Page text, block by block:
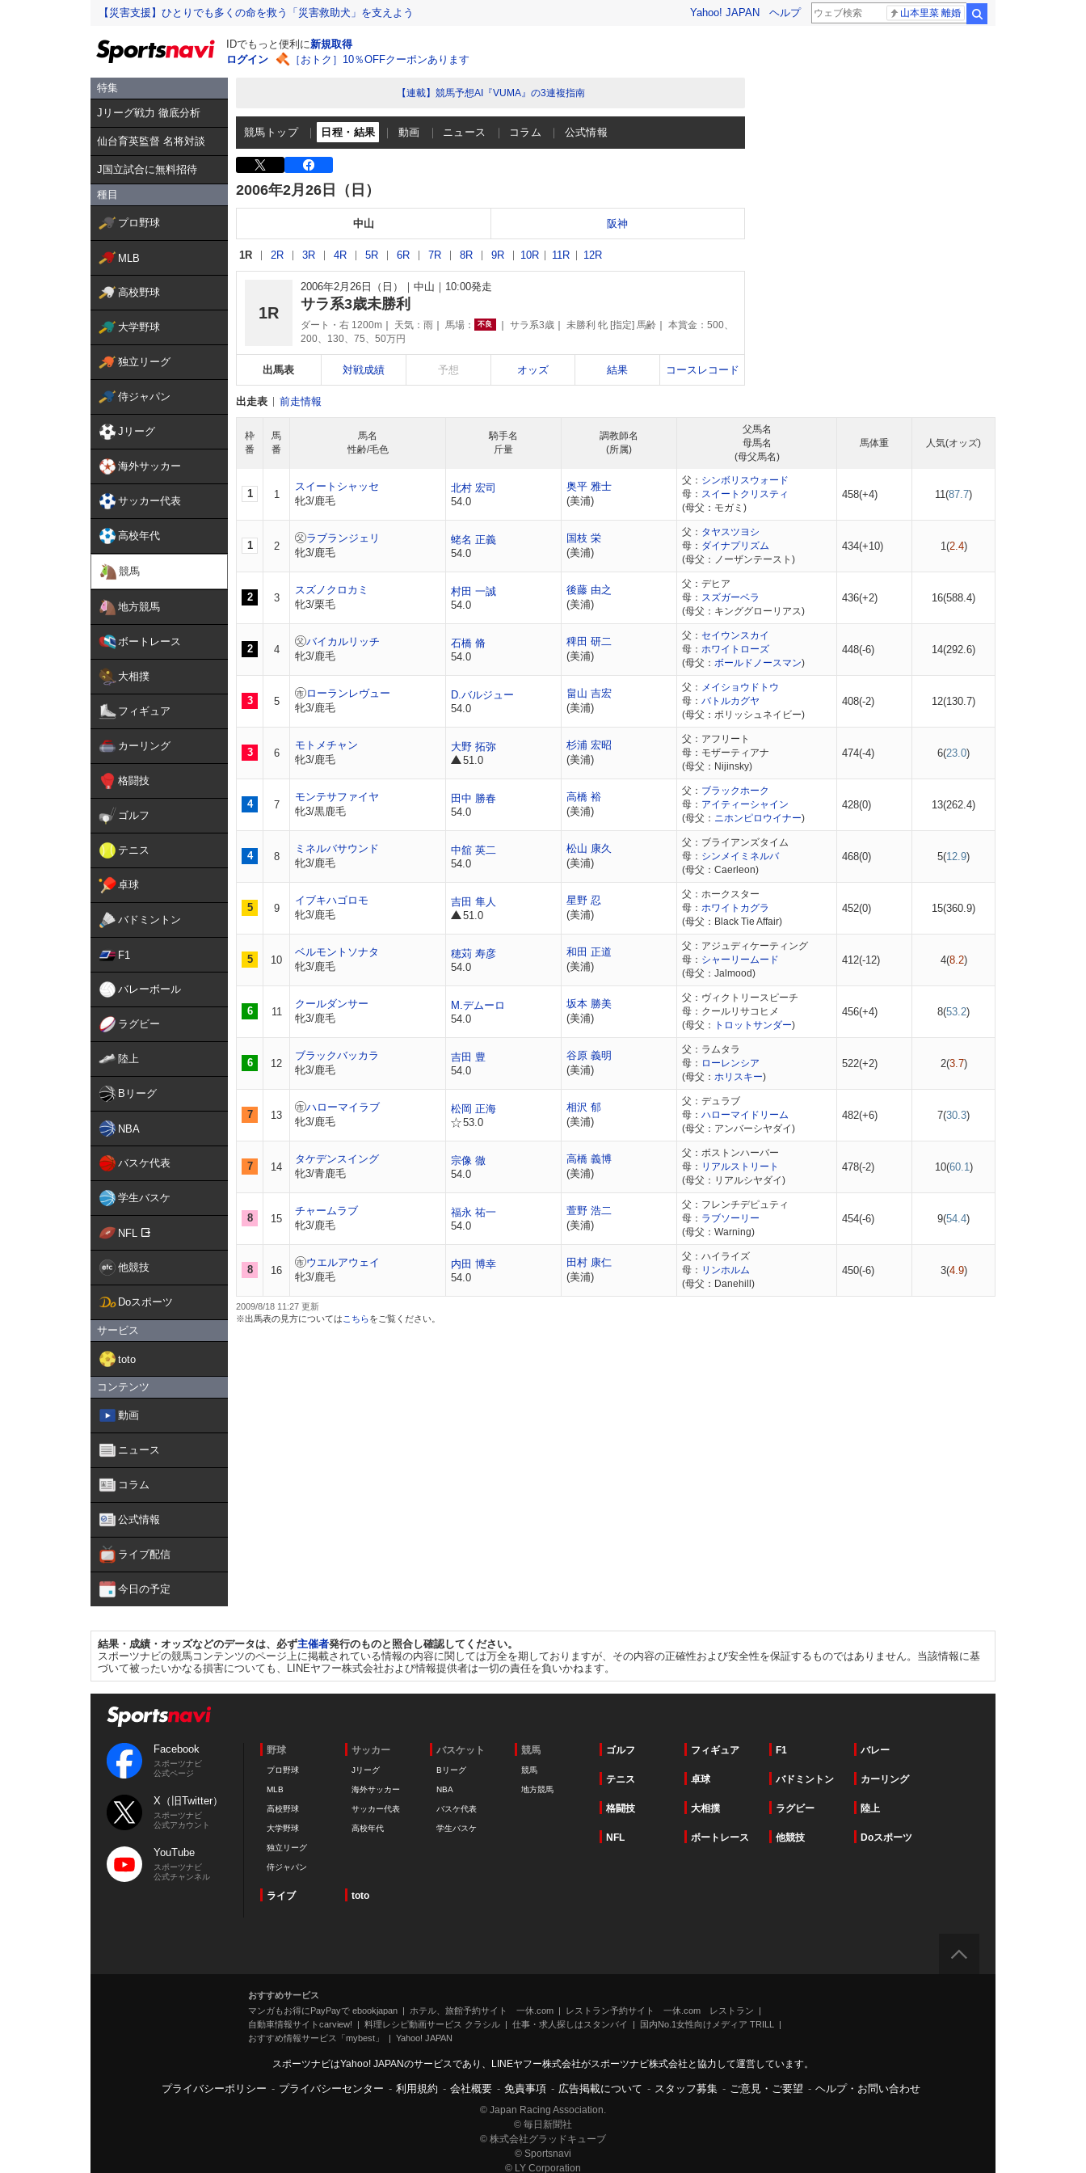
【災害支援】ひとりでも多くの命を救う「災害救助犬」を支えよう Yahoo! JAPAN ヘルプ 山本里菜 離婚
IDでもっと便利に新規取得
ログイン
［おトク］10％OFFクーポンあります
特集
Jリーグ戦力 徹底分析
仙台育英監督 名将対談
J国立試合に無料招待
種目
プロ野球
MLB
高校野球
大学野球
独立リーグ
侍ジャパン
Jリーグ
海外サッカー
サッカー代表
高校年代
競馬
地方競馬
ボートレース
大相撲
フィギュア
カーリング
格闘技
ゴルフ
テニス
卓球
バドミントン
F1
バレーボール
ラグビー
陸上
Bリーグ
NBA
バスケ代表
学生バスケ
NFL
他競技
Doスポーツ
サービス
toto
コンテンツ
動画
ニュース
コラム
公式情報
ライブ配信
今日の予定
【連載】競馬予想AI『VUMA』の3連複指南
競馬トップ 日程・結果 動画 ニュース コラム 公式情報
2006年2月26日（日）
中山 阪神
1R 2R 3R 4R 5R 6R 7R 8R 9R 10R 11R 12R
1R
2006年2月26日（日） 中山 10:00発走
サラ系3歳未勝利
ダート・右 1200m 天気： 雨 馬場： 不良 サラ系3歳 未勝利 牝 [指定] 馬齢
本賞金：500、
200、130、75、50万円
出馬表 対戦成績 予想 オッズ 結果 コースレコード
出走表 前走情報
枠
番
馬
番
馬名
性齢/毛色
騎手名
斤量
調教師名
(所属)
父馬名
母馬名
(母父馬名)
馬体重 人気(オッズ)
1 1
スイートシャッセ
牝3/鹿毛
北村 宏司
54.0
奥平 雅士
(美浦)
父： シンボリスウォード
母： スイートクリスティ
(母父：モガミ)
458(+4) 11(87.7)
1 2
ラブランジェリ
牝3/鹿毛
蛯名 正義
54.0
国枝 栄
(美浦)
父： タヤスツヨシ
母： ダイナプリズム
(母父：ノーザンテースト)
434(+10) 1(2.4)
2 3
スズノクロカミ
牝3/栗毛
村田 一誠
54.0
後藤 由之
(美浦)
父：デヒア
母： スズガーベラ
(母父：キンググローリアス)
436(+2) 16(588.4)
2 4
バイカルリッチ
牝3/鹿毛
石橋 脩
54.0
稗田 研二
(美浦)
父： セイウンスカイ
母： ホワイトローズ
(母父： ボールドノースマン)
448(-6) 14(292.6)
3 5
ローランレヴュー
牝3/鹿毛
D.バルジュー
54.0
畠山 吉宏
(美浦)
父： メイショウドトウ
母： バトルカグヤ
(母父：ポリッシュネイビー)
408(-2) 12(130.7)
3 6
モトメチャン
牝3/鹿毛
大野 拓弥
51.0
杉浦 宏昭
(美浦)
父：アフリート
母：モザーティアナ
(母父：Nijinsky)
474(-4) 6(23.0)
4 7
モンテサファイヤ
牝3/黒鹿毛
田中 勝春
54.0
高橋 裕
(美浦)
父： ブラックホーク
母： アイティーシャイン
(母父： ニホンピロウイナー)
428(0) 13(262.4)
4 8
ミネルバサウンド
牝3/鹿毛
中舘 英二
54.0
松山 康久
(美浦)
父：ブライアンズタイム
母： シンメイミネルバ
(母父：Caerleon)
468(0) 5(12.9)
5 9
イブキハゴロモ
牝3/鹿毛
吉田 隼人
51.0
星野 忍
(美浦)
父：ホークスター
母： ホワイトカグラ
(母父：Black Tie Affair)
452(0) 15(360.9)
5 10
ベルモントソナタ
牝3/鹿毛
穂苅 寿彦
54.0
和田 正道
(美浦)
父：アジュディケーティング
母： シャーリームード
(母父：Jalmood)
412(-12) 4(8.2)
6 11
クールダンサー
牝3/鹿毛
M.デムーロ
54.0
坂本 勝美
(美浦)
父：ヴィクトリースピーチ
母：クールリサコヒメ
(母父：
トロットサンダー)
456(+4) 8(53.2)
6 12
ブラックバッカラ
牝3/鹿毛
吉田 豊
54.0
谷原 義明
(美浦)
父：ラムタラ
母： ローレンシア
(母父： ホリスキー)
522(+2) 2(3.7)
7 13
ハローマイラブ
牝3/鹿毛
松岡 正海
53.0
相沢 郁
(美浦)
父：デュラブ
母： ハローマイドリーム
(母父：アンバーシヤダイ)
482(+6) 7(30.3)
7 14
タケデンスイング
牝3/青鹿毛
宗像 徹
54.0
高橋 義博
(美浦)
父：ボストンハーバー
母： リアルストリート
(母父：リアルシヤダイ)
478(-2) 10(60.1)
8 15
チャームラブ
牝3/鹿毛
福永 祐一
54.0
萱野 浩二
(美浦)
父：フレンチデピュティ
母： ラブソーリー
(母父：Warning)
454(-6) 9(54.4)
8 16
ウエルアウェイ
牝3/鹿毛
内田 博幸
54.0
田村 康仁
(美浦)
父：ハイライズ
母： リンホルム
(母父：Danehill)
450(-6) 3(4.9)
2009/8/18 11:27
※出馬表の見方については こちらをご覧ください。
結果・成績・オッズなどのデータは、必ず主催者発行のものと照合し確認してください。
スポーツナビの競馬コンテンツのページ上に掲載されている情報の内容に関しては万全を期しておりますが、その内容の正確性および安全性を保証するものではありません。当該情報に基
づいて被ったいかなる損害についても、LINEヤフー株式会社および情報提供者は一切の責任を負いかねます。
Facebook
スポーツナビ
公式ページ
X（旧Twitter）
スポーツナビ
公式アカウント
YouTube
スポーツナビ
公式チャンネル
野球
プロ野球
MLB
高校野球
大学野球
独立リーグ
侍ジャパン
サッカー
Jリーグ
海外サッカー
サッカー代表
高校年代
バスケット
Bリーグ
NBA
バスケ代表
学生バスケ
競馬
競馬
地方競馬
ゴルフ フィギュア F1 バレー
テニス 卓球 バドミントン カーリング
格闘技 大相撲 ラグビー 陸上
NFL ボートレース 他競技 Doスポーツ
ライブ toto
おすすめサービス
マンガもお得にPayPayで ebookjapan
ホテル、旅館予約サイト 一休.com
レストラン予約サイト 一休.com レストラン
自動車情報サイトcarview!
料理レシピ動画サービス クラシル 仕事・求人探しはスタンバイ
国内No.1女性向けメディア TRILL
おすすめ情報サービス「mybest」
Yahoo! JAPAN
スポーツナビはYahoo! JAPANのサービスであり、LINEヤフー株式会社がスポーツナビ株式会社と協力して運営しています。
プライバシーポリシー - プライバシーセンター - 利用規約 - 会社概要 - 免責事項 - 広告掲載について - スタッフ募集 - ご意見・ご要望 - ヘルプ・お問い合わせ
© Japan Racing Association.
© 毎日新聞社
© 株式会社グラッドキューブ
© Sportsnavi
© LY Corporation